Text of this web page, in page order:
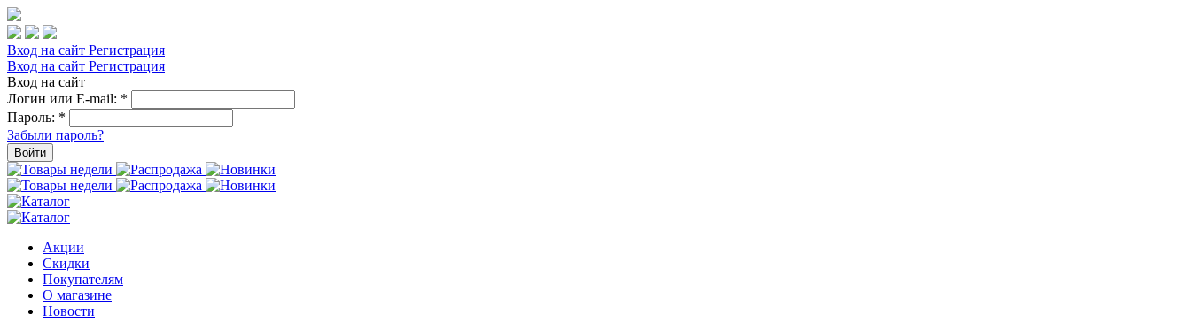
Вход на сайт Регистрация
Вход на сайт Регистрация
Вход на сайт
Логин или E-mail: *
Пароль: *
Забыли пароль?
Войти
Акции
Скидки
Покупателям
О магазине
Новости